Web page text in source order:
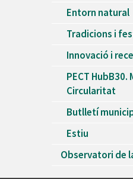
Entorn natural
Tradicions i
Innovació i
PECT HubB30.
Circularitat
Butlletí
Estiu
Observatori de